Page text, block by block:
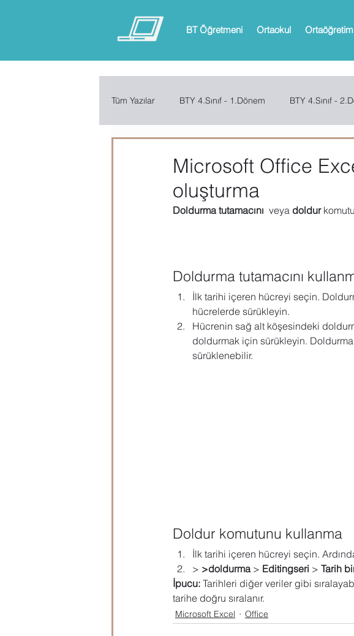
BT Öğretmeni Ortaokul Ortaöğretim
Tüm Yazılar BTY 4.Sınıf - 1.Dönem BTY 4.Sınıf -
ARDUINO App Inventor
Microsoft Publisher Microsoft Sharepoint
Öğrenci Hazırlık Evraklar Eğitici Oyunlar
Microsoft Office
oluşturma
Doldurma tutamacını
  veya
doldur
Doldurma tutamacını
İlk tarihi içeren hücreyi seçin.
hücrelerde sürükleyin.
Hücrenin sağ alt köşesindeki
doldurmak için sürükleyin.
sürüklenebilir.
Doldur komutunu kullanma
İlk tarihi içeren hücreyi seçin.
> >doldurma > Editingseri > Tarih
İpucu: Tarihleri diğer veriler gibi
tarihe doğru sıralanır.
Microsoft Excel Office